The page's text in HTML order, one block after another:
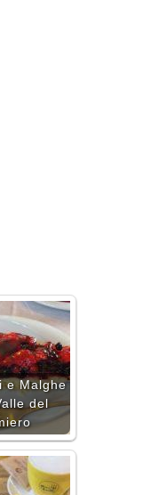
e Malghe
del